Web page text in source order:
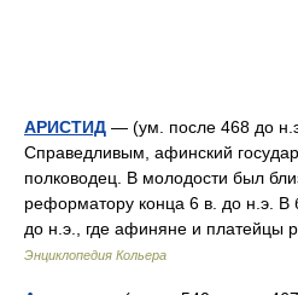
АРИСТИД — (ум. после 468 до
Справедливым, афинский
полководец. В молодости был
реформатору конца 6 в. до н.э.
до н.э., где афиняне и платейцы
Энциклопедия Кольера